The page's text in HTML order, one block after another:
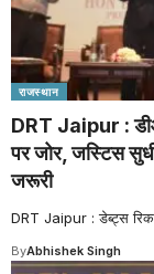
राजस्थान
DRT Jaipur :
पर जोर, जस्टिस
जरूरी
DRT Jaipur : डेब्ट्स
ByAbhishek Singh